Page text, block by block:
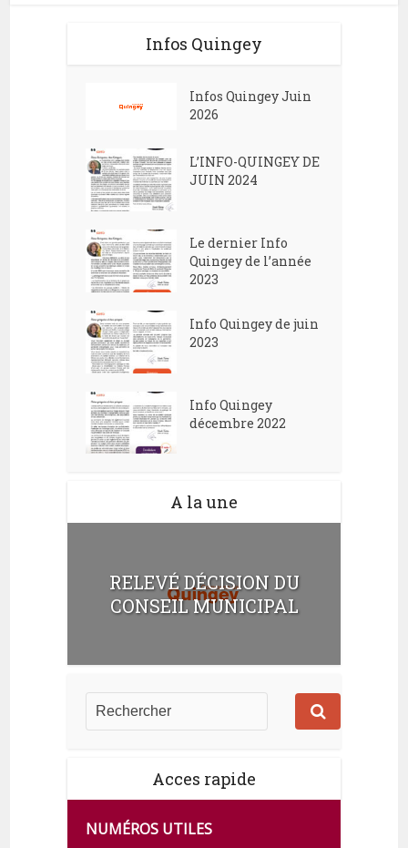
Infos Quingey
Infos Quingey Juin
2026
L’INFO-QUINGEY DE
JUIN 2024
Le dernier Info
Quingey de l’année
2023
Info Quingey de juin
2023
Info Quingey
décembre 2022
A la une
RELEVÉ DÉCISION DU
CONSEIL MUNICIPAL
Acces rapide
NUMÉROS UTILES